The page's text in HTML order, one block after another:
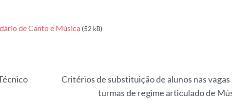
de Canto e Música(52 kB)
Critérios de substituição de alunos nas vagas
turmas de regime articulado de